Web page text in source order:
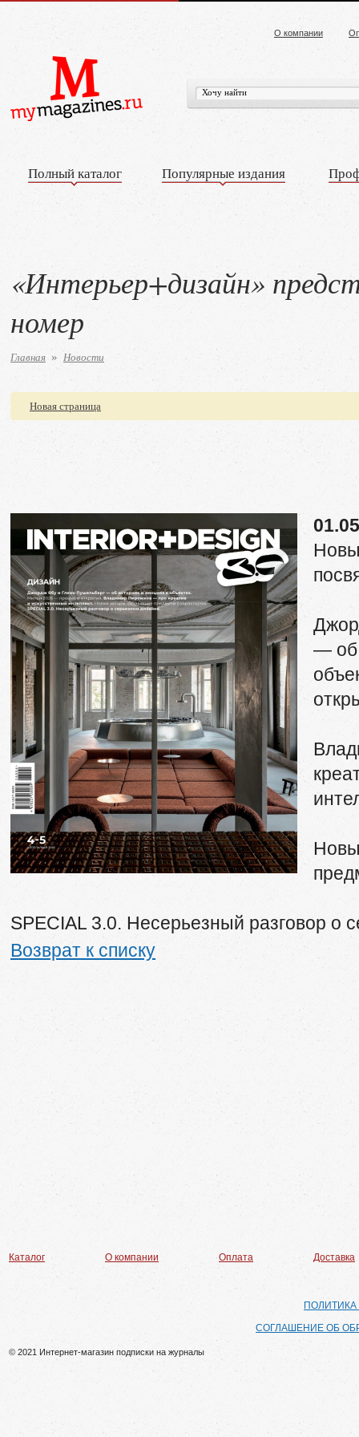
О компании
Полный каталог Популярные издания
«Интерьер+дизайн»
номер
Главная » Новости
Новая страница
— об
SPECIAL 3.0. Несерьезный разговор о
Возврат к списку
Каталог О компании Оплата Доставка
СОГЛАШЕНИЕ ОБ
© 2021 Интернет-магазин подписки на журналы